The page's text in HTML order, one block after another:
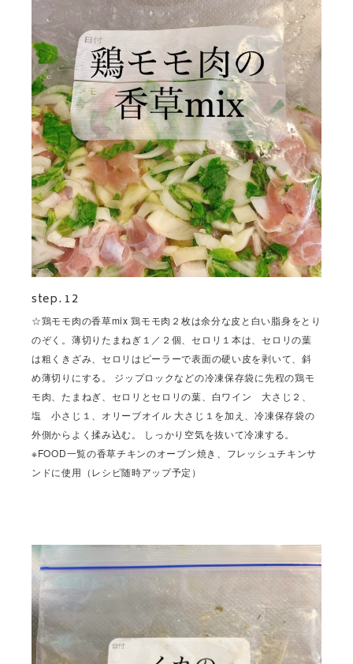
step. 12
☆鶏モモ肉の香草mix 鶏モモ肉２枚は余分な皮と白い脂身をとり
のぞく。薄切りたまねぎ１／２個、セロリ１本は、セロリの葉
は粗くきざみ、セロリはピーラーで表面の硬い皮を剥いて、斜
め薄切りにする。 ジップロックなどの冷凍保存袋に先程の鶏モ
モ肉、たまねぎ、セロリとセロリの葉、白ワイン 大さじ２、
塩 小さじ１、オリーブオイル 大さじ１を加え、冷凍保存袋の
外側からよく揉み込む。 しっかり空気を抜いて冷凍する。
※FOOD一覧の香草チキンのオーブン焼き、フレッシュチキンサ
ンドに使用（レシピ随時アップ予定）